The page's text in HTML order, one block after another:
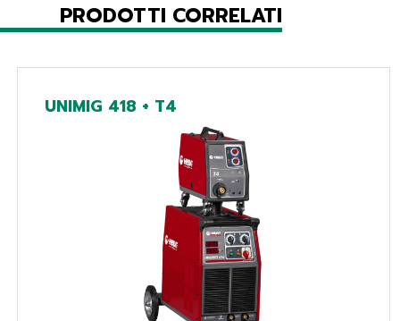
PRODOTTI CORRELATI
UNIMIG 418 + T4